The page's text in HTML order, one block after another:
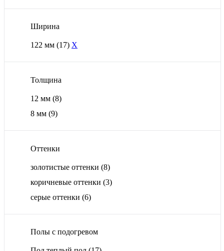
Ширина
122 мм (17) X
Толщина
12 мм (8)
8 мм (9)
Оттенки
золотистые оттенки (8)
коричневые оттенки (3)
серые оттенки (6)
Полы с подогревом